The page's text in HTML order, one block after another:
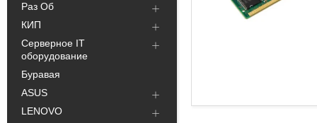
Раз Об
КИП
Серверное IT
оборудование
Буравая
ASUS
LENOVO